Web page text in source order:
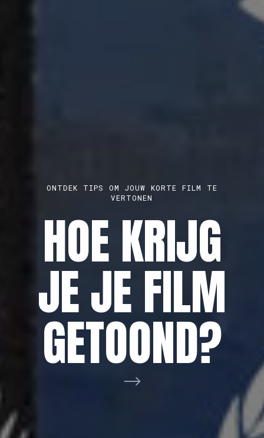
MAAK EEN GRATIS PROFIEL AAN
NETWERK
BRABANT
ONTDEK TIPS OM JOUW KORTE FILM TE
VERTONEN
HOE KRIJG
JE JE FILM
GETOOND?
MELD JE
AAN VOOR
DE